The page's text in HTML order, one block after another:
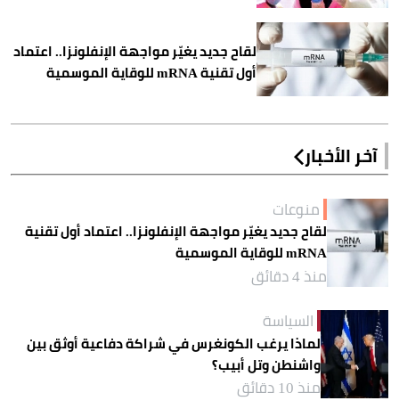
لقاح جديد يغيّر مواجهة الإنفلونزا.. اعتماد
أول تقنية mRNA للوقاية الموسمية
آخر الأخبار
منوعات
لقاح جديد يغيّر مواجهة الإنفلونزا.. اعتماد أول تقنية
mRNA للوقاية الموسمية
منذ 4 دقائق
السياسة
لماذا يرغب الكونغرس في شراكة دفاعية أوثق بين
واشنطن وتل أبيب؟
منذ 10 دقائق